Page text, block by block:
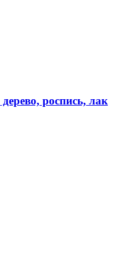
роспись, лак